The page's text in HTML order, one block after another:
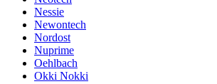
Nessie
Newontech
Nordost
Nuprime
Oehlbach
Okki Nokki